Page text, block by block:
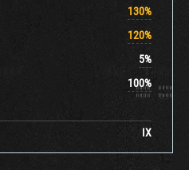
130%
120%
5%
100%
IX